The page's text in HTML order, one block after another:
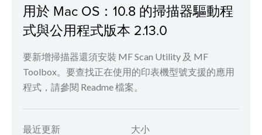
用於 Mac OS：10.8 的掃描器驅動程
式與公用程式版本 2.13.0
要新增掃描器還須安裝 MF Scan Utility 及 MF
Toolbox。要查找正在使用的印表機型號支援的應用
程式，請參閱 Readme 檔案。
最近更新
大小